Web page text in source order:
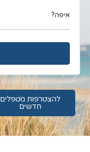
איפה?
להצטרפות מטפלים
חדשים